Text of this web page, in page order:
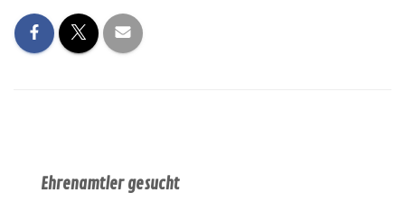
Ehrenamtler gesucht